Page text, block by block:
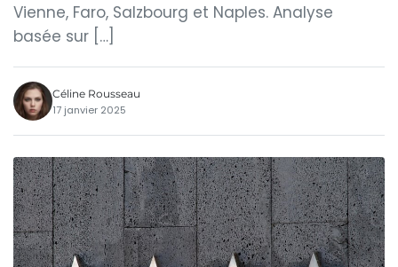
Vienne, Faro, Salzbourg et Naples. Analyse
basée sur […]
Céline Rousseau
17 janvier 2025